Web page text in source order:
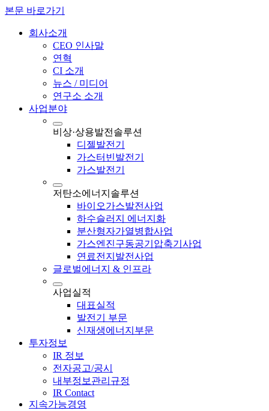
본문 바로가기
회사소개
CEO 인사말
연혁
CI 소개
뉴스 / 미디어
연구소 소개
사업분야
비상·상용발전솔루션
디젤발전기
가스터빈발전기
가스발전기
저탄소에너지솔루션
바이오가스발전사업
하수슬러지 에너지화
분산형자가열병합사업
가스엔진구동공기압축기사업
연료전지발전사업
글로벌에너지 & 인프라
사업실적
대표실적
발전기 부문
신재생에너지부문
투자정보
IR 정보
전자공고/공시
내부정보관리규정
IR Contact
지속가능경영